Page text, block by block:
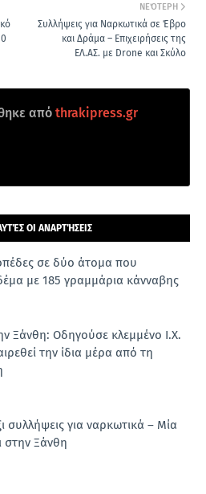
ΝΕΌΤΕΡΗ
Συλλήψεις για Ναρκωτικά σε Έβρο
και Δράμα – Επιχειρήσεις της
ΕΛ.ΑΣ. με Drone και Σκύλο
από thrakipress.gr
ΟΙ ΑΝΑΡΤΉΣΕΙΣ
σε δύο άτομα που
με 185 γραμμάρια κάνναβης
Ξάνθη: Οδηγούσε κλεμμένο Ι.Χ.
την ίδια μέρα από τη
συλλήψεις για ναρκωτικά – Μία
στην Ξάνθη